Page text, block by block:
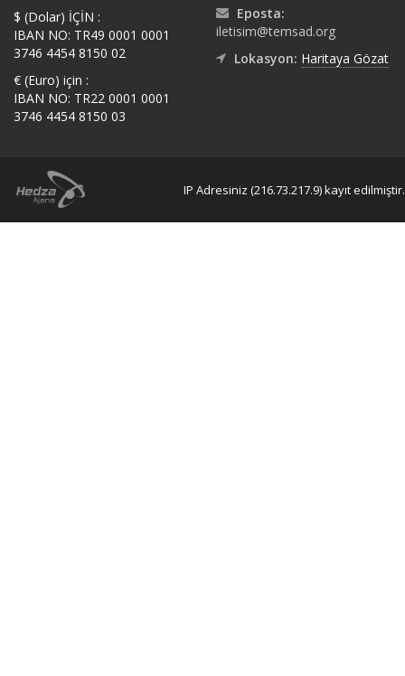
$ (Dolar) İÇİN :
IBAN NO: TR49 0001 0001
3746 4454 8150 02
€ (Euro) için :
IBAN NO: TR22 0001 0001
3746 4454 8150 03
Eposta:
iletisim@temsad.org
Lokasyon: Haritaya Gözat
IP Adresiniz (216.73.217.9) kayıt edilmiştir.